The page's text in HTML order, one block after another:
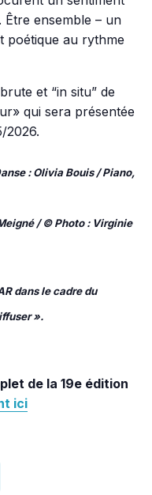
Être ensemble – un
poétique au rythme
et “in situ” de
qui sera présentée
2026.
: Olivia Bouis / Piano,
/ © Photo : Virginie
dans le cadre du
».
de la 19e édition
ici